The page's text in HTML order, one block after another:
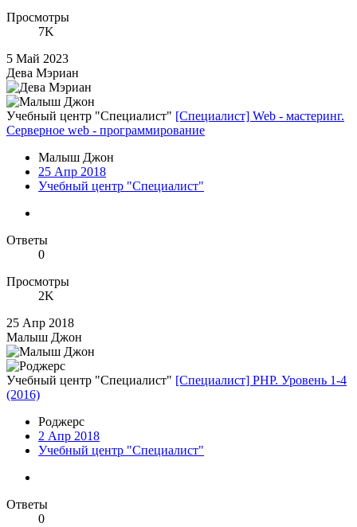
Просмотры
7K
5 Май 2023
Дева Мэриан
Учебный центр "Специалист" [Специалист] Web - мастеринг.
Серверное web - программирование
Малыш Джон
25 Апр 2018
Учебный центр "Специалист"
Ответы
0
Просмотры
2K
25 Апр 2018
Малыш Джон
Учебный центр "Специалист" [Специалист] PHP. Уровень 1-4
(2016)
Роджерc
2 Апр 2018
Учебный центр "Специалист"
Ответы
0